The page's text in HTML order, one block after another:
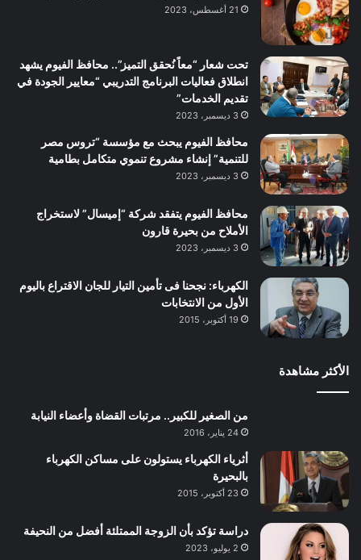
21 أغسطس، 2023
تحت شعار “معاً نُحقق التميز”.. محافظ الفيوم يشهد
انطلاق فعاليات البرنامج التدريبي “معايير الجودة في
تقديم الخدمات”
3 ديسمبر، 2023
محافظ الفيوم يبحث مع مؤسسة “تروس مصر
للتنمية” إنشاء مشروع تنموي متكامل بطامية
3 ديسمبر، 2023
محافظ الفيوم يتفقد شركة “إميسال” لاستخراج
الأملاح من بحيرة قارون
3 ديسمبر، 2023
الكهرباء: نجحنا فى تأمين التيار للجان الاقتراع باليوم
الأول من الانتخابات
19 أكتوبر، 2015
الأكثر مشاهدة
من الصغير للكبير.. مرتبات القضاة وأعضاء النيابة
24 يناير، 2016
أثرياء الكهرباء يستولون على مساكن الكهرباء
بالبحيرة
23 أكتوبر، 2015
دراسة تؤكد بأن الزوجة الممتلئة أفضل من النحيفة
2 يوليو، 2023